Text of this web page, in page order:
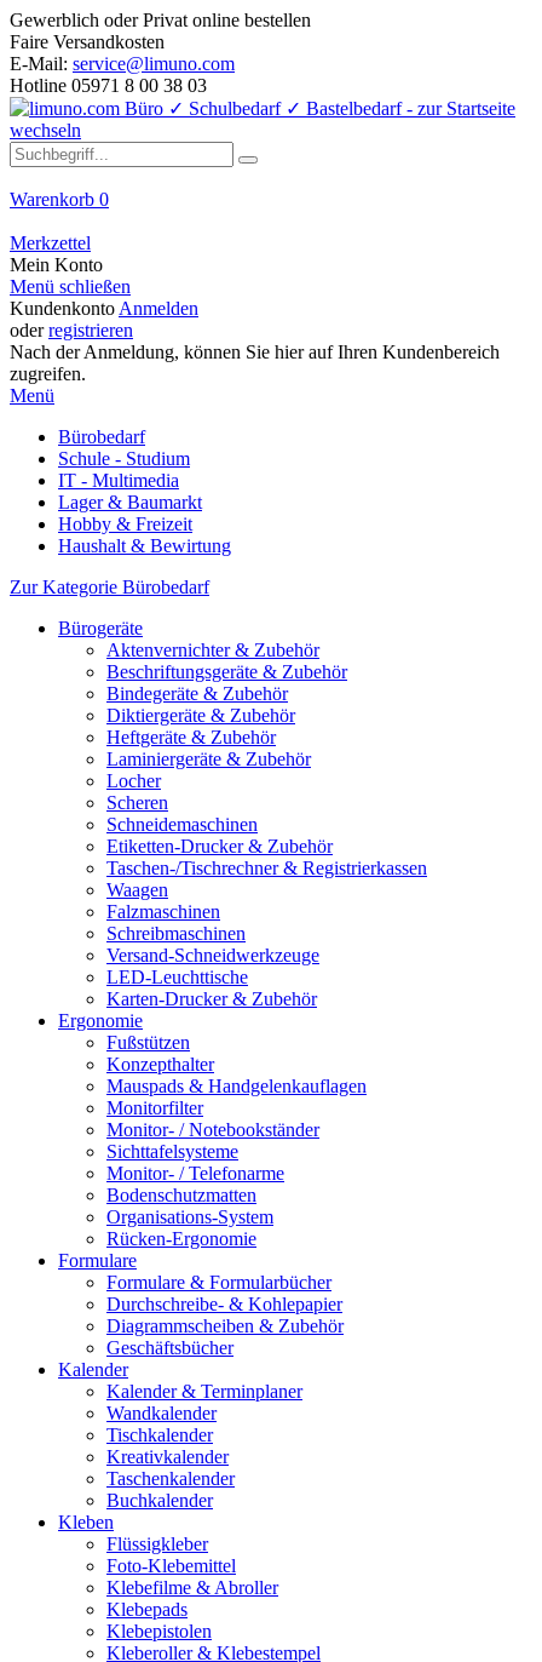
Gewerblich oder Privat online bestellen
Faire Versandkosten
E-Mail: service@limuno.com
Hotline 05971 8 00 38 03
Warenkorb 0
Merkzettel
Mein Konto
Menü schließen
Kundenkonto Anmelden
oderregistrieren
Nach der Anmeldung, können Sie hier auf Ihren Kundenbereich
zugreifen.
Menü
Bürobedarf
Schule - Studium
IT - Multimedia
Lager & Baumarkt
Hobby & Freizeit
Haushalt & Bewirtung
Zur Kategorie Bürobedarf
Bürogeräte
Aktenvernichter & Zubehör
Beschriftungsgeräte & Zubehör
Bindegeräte & Zubehör
Diktiergeräte & Zubehör
Heftgeräte & Zubehör
Laminiergeräte & Zubehör
Locher
Scheren
Schneidemaschinen
Etiketten-Drucker & Zubehör
Taschen-/Tischrechner & Registrierkassen
Waagen
Falzmaschinen
Schreibmaschinen
Versand-Schneidwerkzeuge
LED-Leuchttische
Karten-Drucker & Zubehör
Ergonomie
Fußstützen
Konzepthalter
Mauspads & Handgelenkauflagen
Monitorfilter
Monitor- / Notebookständer
Sichttafelsysteme
Monitor- / Telefonarme
Bodenschutzmatten
Organisations-System
Rücken-Ergonomie
Formulare
Formulare & Formularbücher
Durchschreibe- & Kohlepapier
Diagrammscheiben & Zubehör
Geschäftsbücher
Kalender
Kalender & Terminplaner
Wandkalender
Tischkalender
Kreativkalender
Taschenkalender
Buchkalender
Kleben
Flüssigkleber
Foto-Klebemittel
Klebefilme & Abroller
Klebepads
Klebepistolen
Kleberoller & Klebestempel